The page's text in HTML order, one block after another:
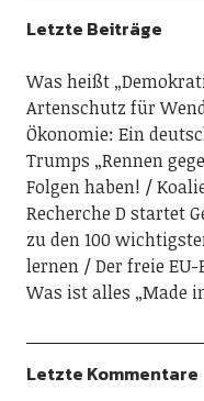
Letzte Beiträge
Was heißt
Artenschutz für
Ökonomie: Ein
Trumps „Rennen
Folgen haben!
Recherche D startet
zu den 100
lernen
Der freie
Was ist alles „Made
Letzte Kommentare